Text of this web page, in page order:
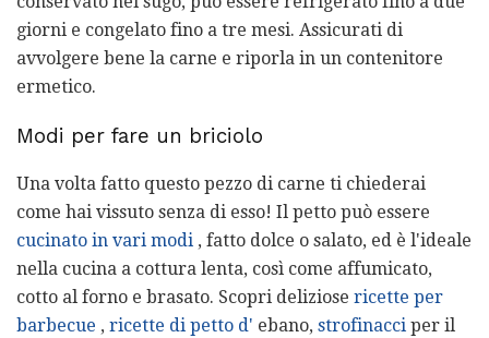
giorni e congelato fino a tre mesi. Assicurati di
avvolgere bene la carne e riporla in un contenitore
ermetico.
Modi per fare un briciolo
Una volta fatto questo pezzo di carne ti chiederai
come hai vissuto senza di esso! Il petto può essere
cucinato in vari modi , fatto dolce o salato, ed è l'ideale
nella cucina a cottura lenta, così come affumicato,
cotto al forno e brasato. Scopri deliziose ricette per
barbecue , ricette di petto d' ebano, strofinacci per il